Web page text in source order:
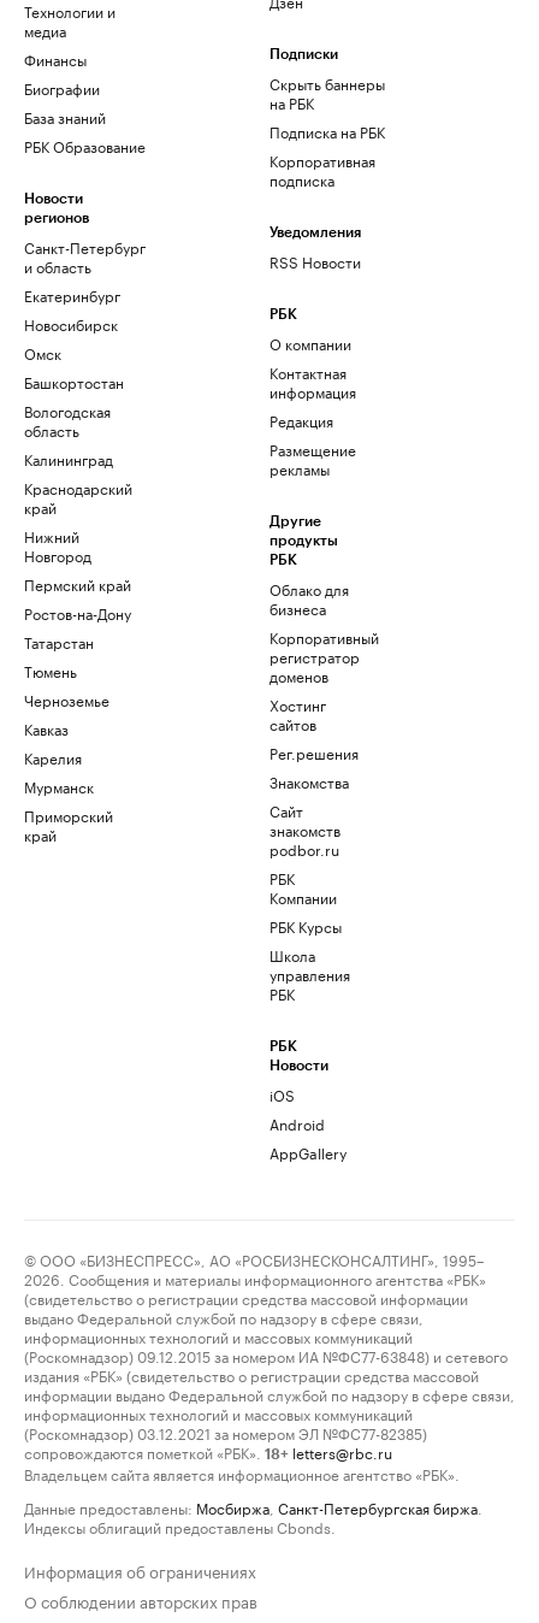
Технологии и
медиа
Финансы
Биографии
База знаний
РБК Образование
Новости
регионов
Санкт-Петербург
и область
Екатеринбург
Новосибирск
Омск
Башкортостан
Вологодская
область
Калининград
Краснодарский
край
Нижний
Новгород
Пермский край
Ростов-на-Дону
Татарстан
Тюмень
Черноземье
Кавказ
Карелия
Мурманск
Приморский
край
Подписки
Скрыть баннеры
на РБК
Подписка на РБК
Корпоративная
подписка
Уведомления
RSS Новости
РБК
О компании
Контактная
информация
Редакция
Размещение
рекламы
Другие
продукты
РБК
Облако для
бизнеса
Корпоративный
регистратор
доменов
Хостинг
сайтов
Рег.решения
Знакомства
Сайт
знакомств
podbor.ru
РБК
Компании
РБК Курсы
Школа
управления
РБК
РБК
Новости
iOS
Android
AppGallery
© ООО «БИЗНЕСПРЕСС», АО «РОСБИЗНЕСКОНСАЛТИНГ», 1995–
2026. Сообщения и материалы информационного агентства «РБК»
(свидетельство о регистрации средства массовой информации
выдано Федеральной службой по надзору в сфере связи,
информационных технологий и массовых коммуникаций
(Роскомнадзор) 09.12.2015 за номером ИА №ФС77-63848) и сетевого
издания «РБК» (свидетельство о регистрации средства массовой
информации выдано Федеральной службой по надзору в сфере связи,
информационных технологий и массовых коммуникаций
(Роскомнадзор) 03.12.2021 за номером ЭЛ №ФС77-82385)
сопровождаются пометкой «РБК».
18+ letters@rbc.ru
Владельцем сайта является информационное агентство «РБК».
Данные предоставлены: Мосбиржа Санкт-Петербургская биржа
Индексы облигаций предоставлены Cbonds.
Информация об ограничениях
О соблюдении авторских прав